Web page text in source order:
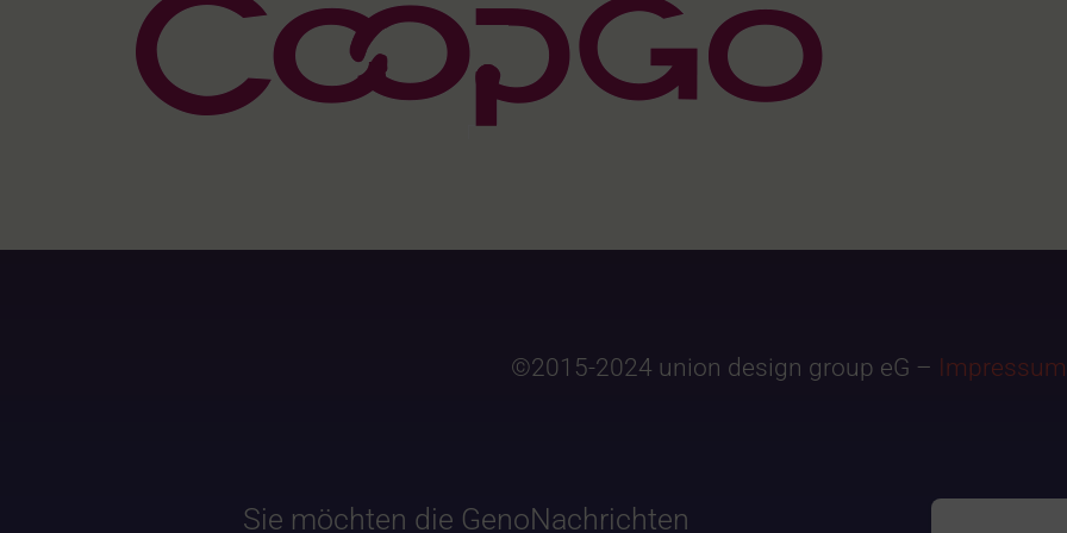
©2015-2024 union design group eG – Impressum
Sie möchten die GenoNachrichten